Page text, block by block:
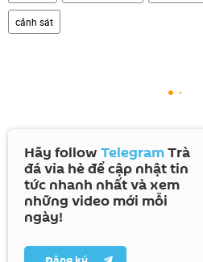
cảnh sát
Hãy follow TelegramTrà
đá vỉa hè để cập nhật tin
tức nhanh nhất và xem
những video mới mỗi
ngày!